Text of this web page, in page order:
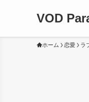
VOD
ホーム 恋愛 ラ